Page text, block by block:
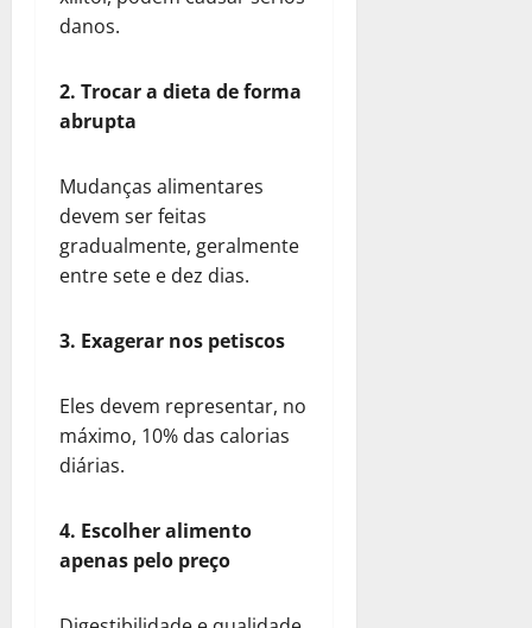
danos.
2. Trocar a dieta de forma
abrupta
Mudanças alimentares
devem ser feitas
gradualmente, geralmente
entre sete e dez dias.
3. Exagerar nos petiscos
Eles devem representar, no
máximo, 10% das calorias
diárias.
4. Escolher alimento
apenas pelo preço